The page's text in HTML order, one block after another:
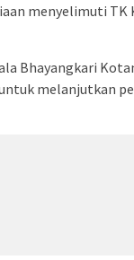
menyelimuti
Bhayangkari
melanjutkan